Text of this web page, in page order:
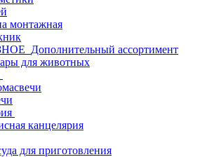
монтажная
ассортимент
для животных
канцелярия
для приготовления